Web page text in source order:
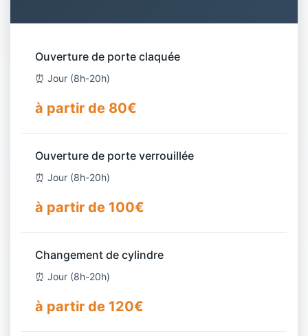
Ouverture de porte claquée
⏰ Jour (8h-20h)
à partir de 80€
Ouverture de porte verrouillée
⏰ Jour (8h-20h)
à partir de 100€
Changement de cylindre
⏰ Jour (8h-20h)
à partir de 120€